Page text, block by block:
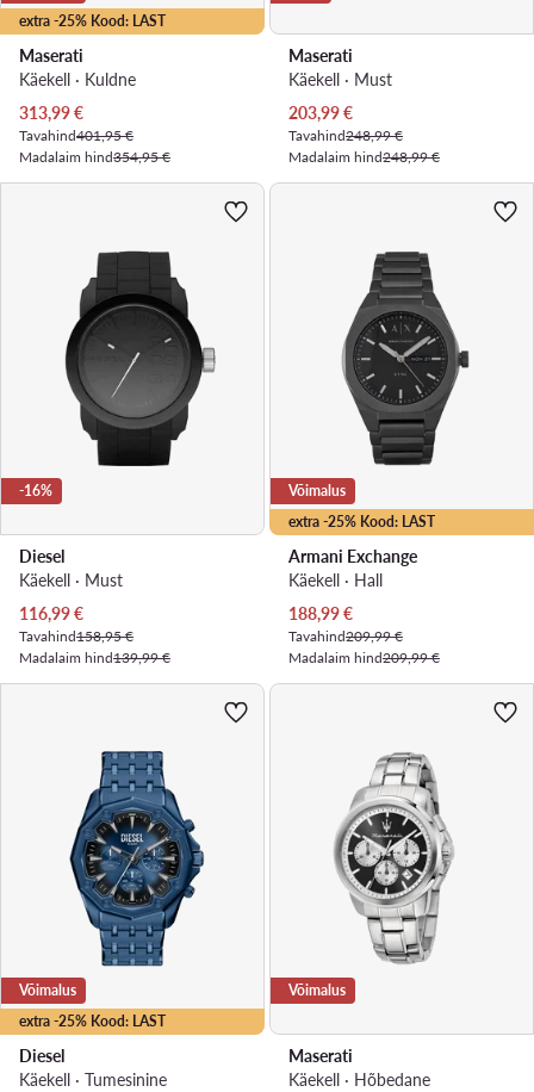
extra -25% Kood: LAST
Maserati
Käekell · Kuldne
Praegune hind
313,99€
Tavahind401,95 €
Madalaim hind354,95 €
Maserati
Käekell · Must
Praegune hind
203,99€
Tavahind248,99 €
Madalaim hind248,99 €
-16%
Diesel
Käekell · Must
Praegune hind
116,99€
Tavahind158,95 €
Madalaim hind139,99 €
extra -25% Kood: LAST
Võimalus
Armani Exchange
Käekell · Hall
Praegune hind
188,99€
Tavahind209,99 €
Madalaim hind209,99 €
extra -25% Kood: LAST
Võimalus
Diesel
Käekell · Tumesinine
Võimalus
Maserati
Käekell · Hõbedane